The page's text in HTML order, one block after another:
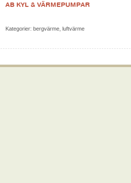
AB KYL & VÄRMEPUMPAR
Kategorier: bergvärme luftvärme